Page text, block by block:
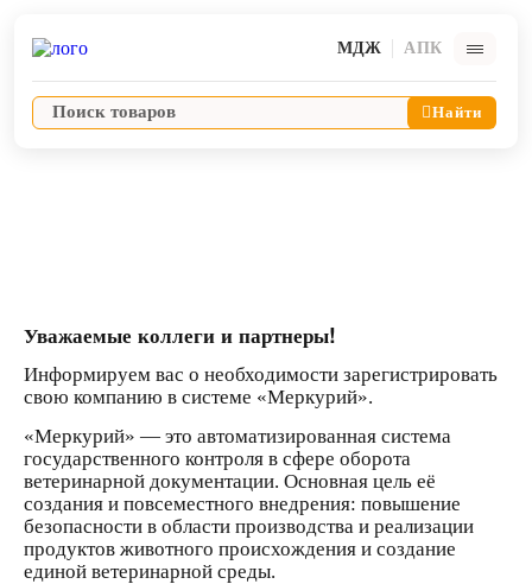
МДЖ АПК
Найти
Дезинфекция, дератизация, дезинсекция
Косметика и гигиена
Аксессуары
Уважаемые коллеги и партнеры!
Информируем вас о необходимости зарегистрировать
свою компанию в системе «Меркурий».
«Меркурий» — это автоматизированная система
государственного контроля в сфере оборота
ветеринарной документации. Основная цель её
создания и повсеместного внедрения: повышение
безопасности в области производства и реализации
продуктов животного происхождения и создание
единой ветеринарной среды.